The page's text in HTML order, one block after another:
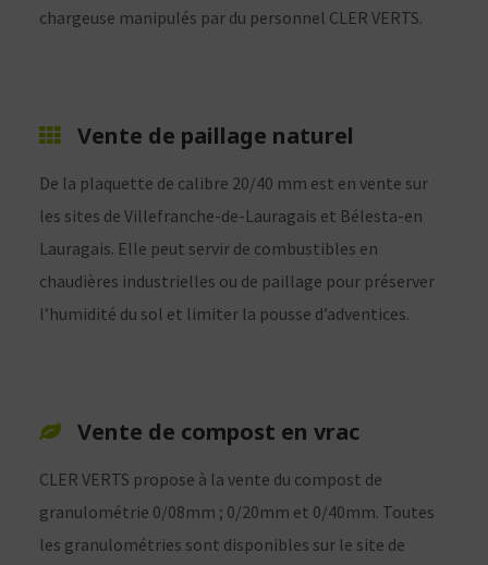
chargeuse manipulés par du personnel CLER VERTS.
Vente de paillage naturel
De la plaquette de calibre 20/40 mm est en vente sur
les sites de Villefranche-de-Lauragais et Bélesta-en
Lauragais. Elle peut servir de combustibles en
chaudières industrielles ou de paillage pour préserver
l’humidité du sol et limiter la pousse d’adventices.
Vente de compost en vrac
CLER VERTS propose à la vente du compost de
granulométrie 0/08mm ; 0/20mm et 0/40mm. Toutes
les granulométries sont disponibles sur le site de